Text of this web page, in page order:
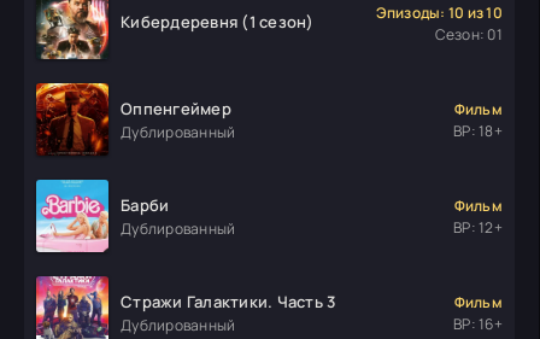
Кибердеревня (1 сезон)
Эпизоды: 10 из 10
Сезон: 01
Оппенгеймер
Дублированный
Фильм
ВР: 18+
Барби
Дублированный
Фильм
ВР: 12+
Стражи Галактики. Часть 3
Дублированный
Фильм
ВР: 16+